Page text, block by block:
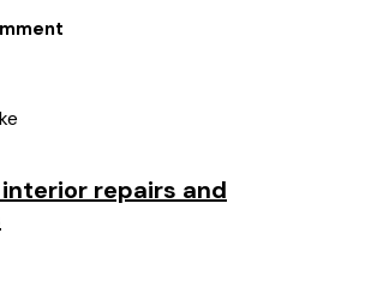
interior repairs and